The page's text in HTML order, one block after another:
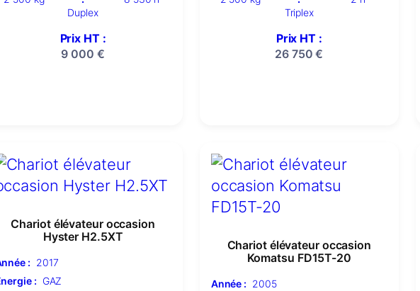
Duplex
Prix HT :
9 000 €
Triplex
Prix HT :
26 750€
Chariot élévateur occasion
Hyster H2.5XT
: 2017
: GAZ
Chariot élévateur occasion
Komatsu FD15T-20
Année : 2005